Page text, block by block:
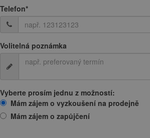
Telefon*
Volitelná poznámka
Vyberte prosím jednu z možností:
Mám zájem o vyzkoušení na prodejně
Mám zájem o zapůjčení